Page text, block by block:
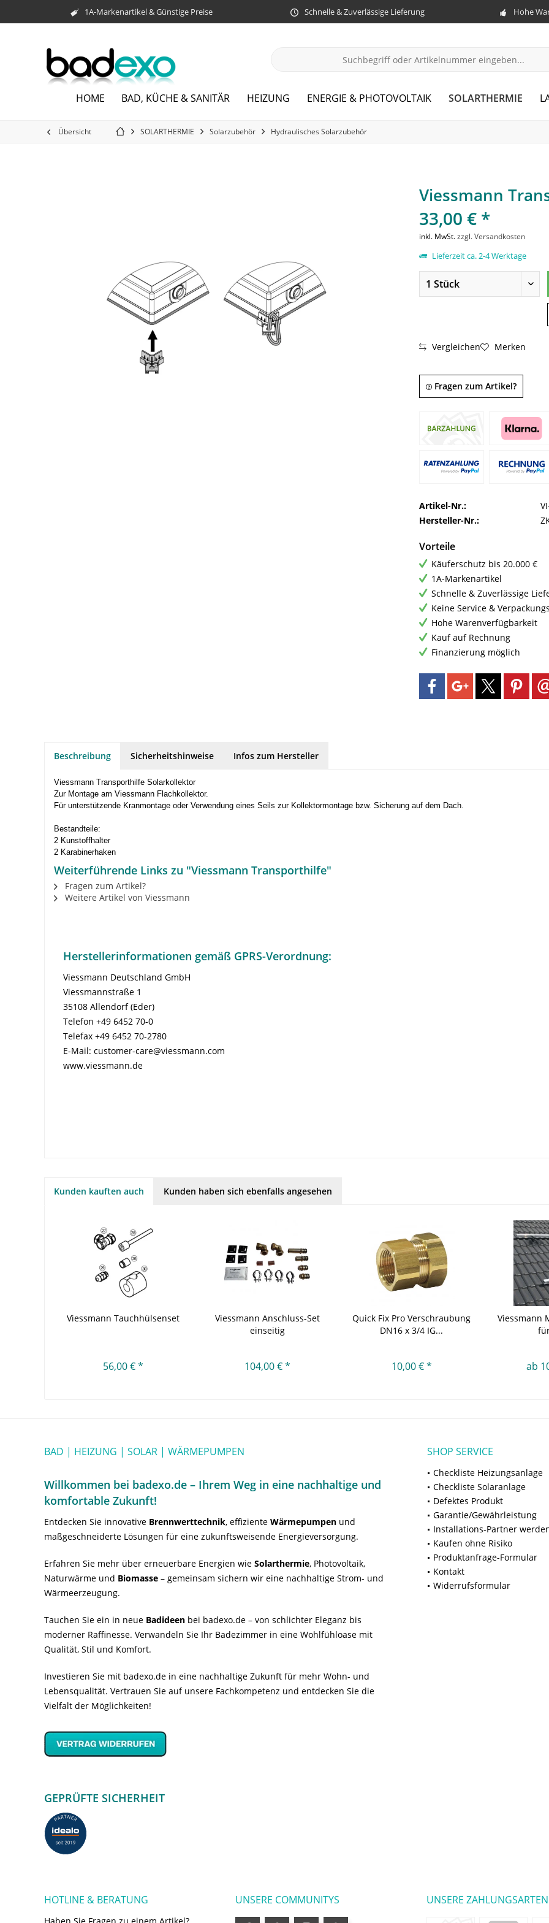
1A-Markenartikel & Günstige Preise Schnelle & Zuverlässige Lieferung Hohe
HOME BAD, KÜCHE & SANITÄR HEIZUNG ENERGIE & PHOTOVOLTAIK SOLARTHERMIE
Übersicht SOLARTHERMIE Solarzubehör Hydraulisches Solarzubehör
Viessmann
33,00 € *
inkl. MwSt.zzgl. Versandkosten
Lieferzeit ca. 2-4 Werktage
Vergleichen Merken
Fragen zum Artikel?
Artikel-Nr.:
Hersteller-Nr.:
Vorteile
Käuferschutz bis 20.000 €
1A-Markenartikel
Schnelle & Zuverlässige
Keine Service &
Hohe Warenverfügbarkeit
Kauf auf Rechnung
Finanzierung möglich
Beschreibung Sicherheitshinweise Infos zum Hersteller
Viessmann Transporthilfe Solarkollektor
Zur Montage am Viessmann Flachkollektor.
Für unterstützende Kranmontage oder Verwendung eines Seils zur Kollektormontage bzw. Sicherung auf dem Dach.
Bestandteile:
2 Kunstoffhalter
2 Karabinerhaken
Weiterführende Links zu "Viessmann Transporthilfe"
Fragen zum Artikel?
Weitere Artikel von Viessmann
Herstellerinformationen gemäß GPRS-Verordnung:
Viessmann Deutschland GmbH
Viessmannstraße 1
35108 Allendorf (Eder)
Telefon +49 6452 70-0
Telefax +49 6452 70-2780
E-Mail: customer-care@viessmann.com
www.viessmann.de
Kunden kauften auch Kunden haben sich ebenfalls angesehen
Viessmann Tauchhülsenset
56,00 € *
Viessmann Anschluss-Set
einseitig
104,00 € *
Quick Fix Pro Verschraubung
DN16 x 3/4 IG...
10,00 € *
Viessmann
ab
BAD | HEIZUNG | SOLAR | WÄRMEPUMPEN
Willkommen bei badexo.de – Ihrem Weg in eine nachhaltige und
komfortable Zukunft!
Entdecken Sie innovative Brennwerttechnik, effiziente Wärmepumpen und
maßgeschneiderte Lösungen für eine zukunftsweisende Energieversorgung.
Erfahren Sie mehr über erneuerbare Energien wie Solarthermie, Photovoltaik,
Naturwärme und Biomasse – gemeinsam sichern wir eine nachhaltige Strom- und
Wärmeerzeugung.
Tauchen Sie ein in neue Badideen bei badexo.de – von schlichter Eleganz bis
moderner Raffinesse. Verwandeln Sie Ihr Badezimmer in eine Wohlfühloase mit
Qualität, Stil und Komfort.
Investieren Sie mit badexo.de in eine nachhaltige Zukunft für mehr Wohn- und
Lebensqualität. Vertrauen Sie auf unsere Fachkompetenz und entdecken Sie die
Vielfalt der Möglichkeiten!
GEPRÜFTE SICHERHEIT
SHOP SERVICE
Checkliste Heizungsanlage
Checkliste Solaranlage
Defektes Produkt
Garantie/Gewährleistung
Installations-Partner
Kaufen ohne Risiko
Produktanfrage-Formular
Kontakt
Widerrufsformular
HOTLINE & BERATUNG
Haben Sie Fragen zu einem Artikel?
UNSERE COMMUNITYS UNSERE ZAHLUNGSARTEN